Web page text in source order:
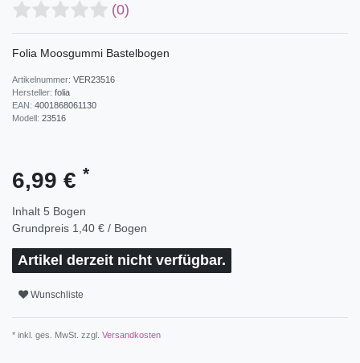
(0)
Folia Moosgummi Bastelbogen
Artikelnummer: VER23516
Hersteller: folia
EAN: 4001868061130
Modell: 23516
6,99 € *
Inhalt 5 Bogen
Grundpreis 1,40 € / Bogen
Artikel derzeit nicht verfügbar.
Wunschliste
* inkl. ges. MwSt. zzgl. Versandkosten